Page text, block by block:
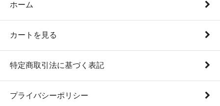
ホーム
カートを見る
特定商取引法に基づく表記
プライバシーポリシー